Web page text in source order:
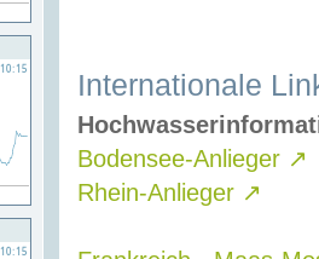
Internationale
Bodensee-Anlieger ↗
Rhein-Anlieger ↗